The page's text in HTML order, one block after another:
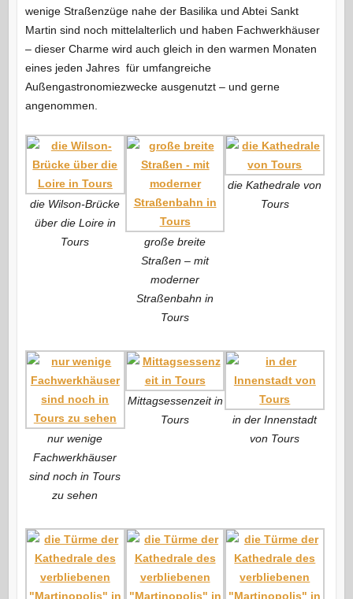
wenige Straßenzüge nahe der Basilika und Abtei Sankt
Martin sind noch mittelalterlich und haben Fachwerkhäuser
– dieser Charme wird auch gleich in den warmen Monaten
eines jeden Jahres für umfangreiche
Außengastronomiezwecke ausgenutzt – und gerne
angenommen.
die Wilson-Brücke
über die Loire in
Tours
große breite
Straßen – mit
moderner
Straßenbahn in
Tours
die Kathedrale von
Tours
nur wenige
Fachwerkhäuser
sind noch in Tours
zu sehen
Mittagsessenzeit in
Tours
in der Innenstadt
von Tours